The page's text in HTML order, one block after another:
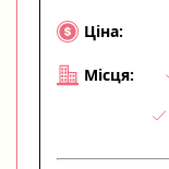
Ціна:
Місця: